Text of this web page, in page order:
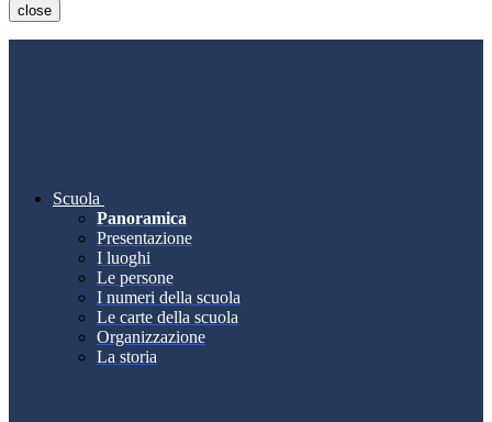
close
Scuola
Panoramica
Presentazione
I luoghi
Le persone
I numeri della scuola
Le carte della scuola
Organizzazione
La storia